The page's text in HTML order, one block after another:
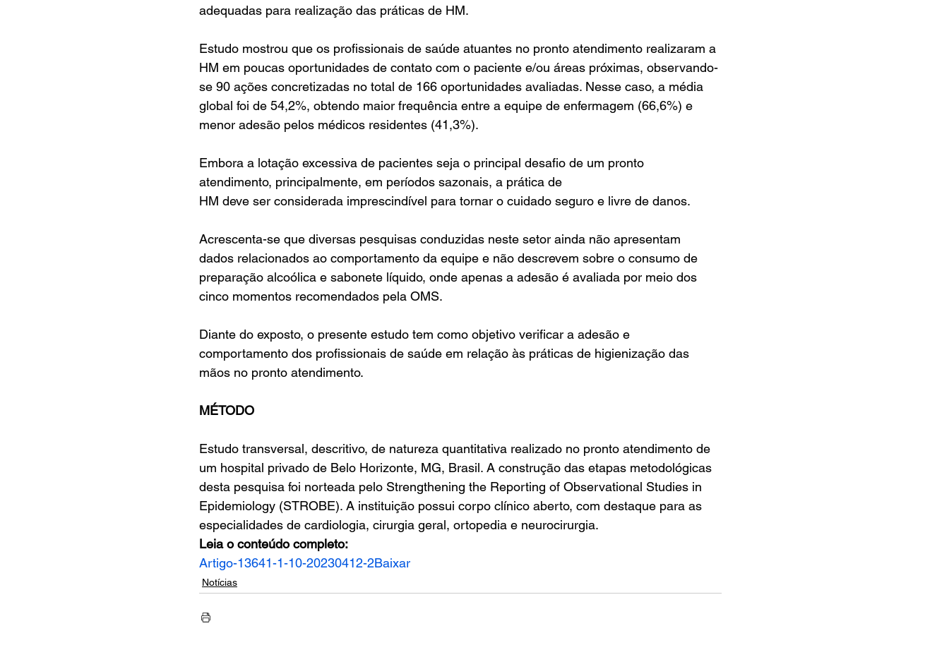
adequadas para realização das práticas de HM.
Estudo mostrou que os profissionais de saúde atuantes no pronto atendimento realizaram a
HM em poucas oportunidades de contato com o paciente e/ou áreas próximas, observando-
se 90 ações concretizadas no total de 166 oportunidades avaliadas. Nesse caso, a média
global foi de 54,2%, obtendo maior frequência entre a equipe de enfermagem (66,6%) e
menor adesão pelos médicos residentes (41,3%).
Embora a lotação excessiva de pacientes seja o principal desafio de um pronto
atendimento, principalmente, em períodos sazonais, a prática de
HM deve ser considerada imprescindível para tornar o cuidado seguro e livre de danos.
Acrescenta-se que diversas pesquisas conduzidas neste setor ainda não apresentam
dados relacionados ao comportamento da equipe e não descrevem sobre o consumo de
preparação alcoólica e sabonete líquido, onde apenas a adesão é avaliada por meio dos
cinco momentos recomendados pela OMS.
Diante do exposto, o presente estudo tem como objetivo verificar a adesão e
comportamento dos profissionais de saúde em relação às práticas de higienização das
mãos no pronto atendimento.
MÉTODO
Estudo transversal, descritivo, de natureza quantitativa realizado no pronto atendimento de
um hospital privado de Belo Horizonte, MG, Brasil. A construção das etapas metodológicas
desta pesquisa foi norteada pelo Strengthening the Reporting of Observational Studies in
Epidemiology (STROBE). A instituição possui corpo clínico aberto, com destaque para as
especialidades de cardiologia, cirurgia geral, ortopedia e neurocirurgia.
Leia o conteúdo completo:
Artigo-13641-1-10-20230412-2Baixar
Notícias